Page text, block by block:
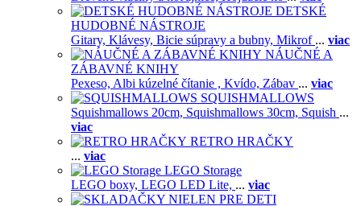
DETSKÉ
HUDOBNÉ NÁSTROJE
Gitary, Klávesy, Bicie súpravy a bubny, Mikrof ... viac
NÁUČNÉ A
ZÁBAVNÉ KNIHY
Pexeso, Albi kúzelné čítanie , Kvído, Zábav ... viac
SQUISHMALLOWS
Squishmallows 20cm, Squishmallows 30cm, Squish ...
viac
RETRO HRAČKY
... viac
LEGO Storage
LEGO boxy, LEGO LED Lite, ... viac